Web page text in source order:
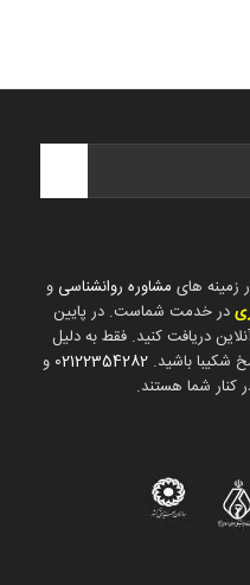
مشاوره روانشناسی و
در خدمت شماست. در پایین
دریافت کنید. فقط به دلیل
شکیبا باشید. 02122354282 و
کنار شما هستند.